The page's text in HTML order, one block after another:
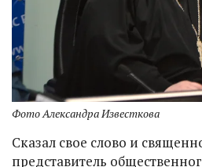
Фото Александра Известкова
Сказал свое слово и
представитель